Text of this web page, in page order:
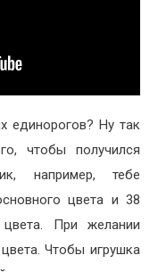
единорогов? Ну так
чтобы получился
например, тебе
цвета и 38
При желании
Чтобы игрушка